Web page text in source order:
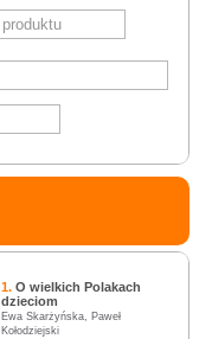
1. O wielkich Polakach
dzieciom
Ewa Skarżyńska, Paweł
Kołodziejski